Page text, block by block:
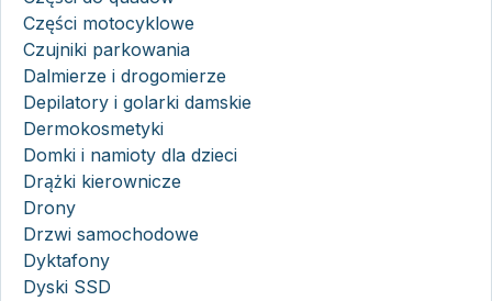
Części motocyklowe
Czujniki parkowania
Dalmierze i drogomierze
Depilatory i golarki damskie
Dermokosmetyki
Domki i namioty dla dzieci
Drążki kierownicze
Drony
Drzwi samochodowe
Dyktafony
Dyski SSD